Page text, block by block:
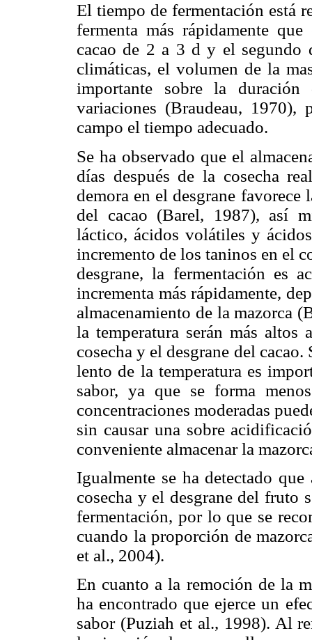
El tiempo de fermentación está
fermenta más rápidamente
cacao de 2 a 3 d y el segundo
climáticas, el volumen de la
importante sobre la duración
variaciones (Braudeau, 1970),
campo el tiempo adecuado.
Se ha observado que el
días después de la cosecha
demora en el desgrane
del cacao (Barel, 1987), así
láctico, ácidos volátiles y
incremento de los taninos en el
desgrane, la fermentación es
incrementa más rápidamente,
almacenamiento de la mazorca
la tempe­ratura serán más altos
cosecha y el desgrane del
lento de la temperatura es
sabor, ya que se forma
concentraciones moderadas
sin causar una sobre
conveniente almacenar la
Igualmente se ha detectado
cosecha y el desgrane del fruto
fermentación, por lo que se
cuando la proporción de
et al., 2004).
En cuanto a la remoción de la
ha encontrado que ejerce un
sabor (Puziah et al., 1998). Al